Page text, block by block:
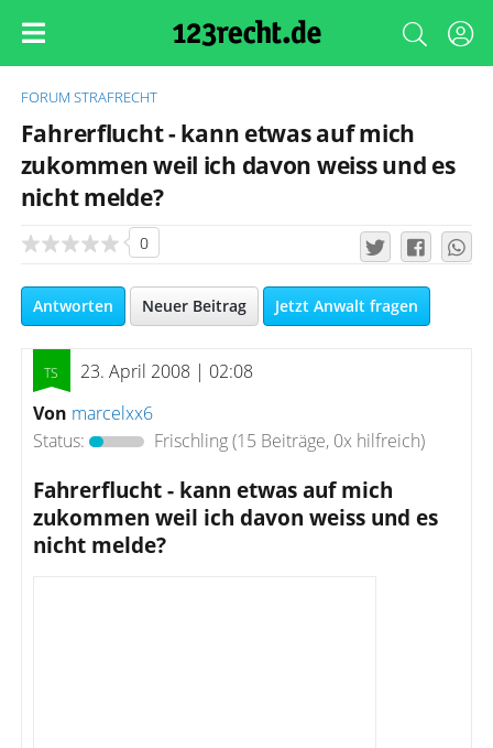
FORUM STRAFRECHT
Fahrerflucht - kann etwas auf mich
zukommen weil ich davon weiss und es
nicht melde?
0
Antworten Neuer Beitrag Jetzt Anwalt fragen
23. April 2008 | 02:08
Von marcelxx6
Status:
Frischling(15 Beiträge, 0x hilfreich)
Fahrerflucht - kann etwas auf mich
zukommen weil ich davon weiss und es
nicht melde?